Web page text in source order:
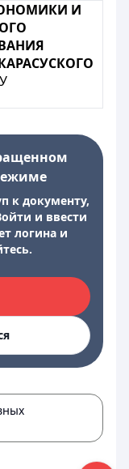
И
к документу,
и ввести
логина и